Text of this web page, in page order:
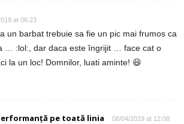
at 06:23
un barbat trebuie sa fie un pic mai frumos ca
… :lol:, dar daca este îngrijit … face cat o
la un loc! Domnilor, luati aminte! 😆
pe toată linia 08/04/2019 at 12:08